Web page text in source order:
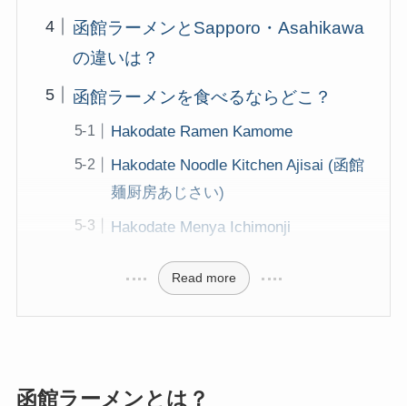
函館ラーメンとSapporo・Asahikawa
の違いは？
函館ラーメンを食べるならどこ？
Hakodate Ramen Kamome
Hakodate Noodle Kitchen Ajisai (函館
麺厨房あじさい)
Hakodate Menya Ichimonji
Read more
函館ラーメンとは？